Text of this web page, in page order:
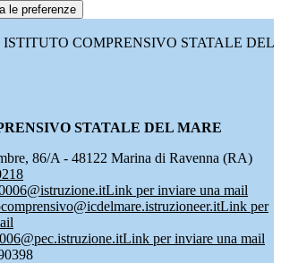
le preferenze
ISTITUTO COMPRENSIVO STATALE DEL
STATALE DEL MARE
86/A - 48122 Marina di Ravenna (RA)
Link per inviare una mail
Link per
Link per inviare una mail